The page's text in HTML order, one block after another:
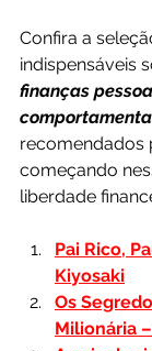
Confira a
indispensáveis
finanças
recomendados
começando
liberdade
Pai Rico,
Kiyosaki
Os
Milionária